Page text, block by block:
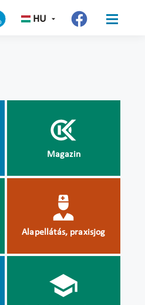
HU
Magazin
Alapellátás, praxisjog